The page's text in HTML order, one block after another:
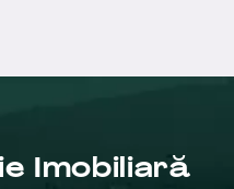
Imobiliară